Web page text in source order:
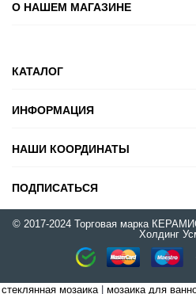
О НАШЕМ МАГАЗИНЕ
КАТАЛОГ
ИНФОРМАЦИЯ
НАШИ КООРДИНАТЫ
ПОДПИСАТЬСЯ
© 2017-2024 Торговая марка
Холдинг
стеклянная мозаика| мозаика для